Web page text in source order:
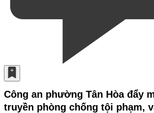
Công an phường Tân Hòa đẩy
truyền phòng chống tội phạm,